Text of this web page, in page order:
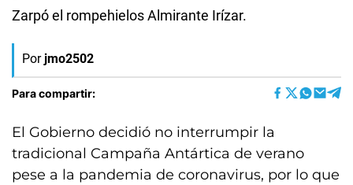
Zarpó el rompehielos Almirante Irízar.
Por jmo2502
Para compartir:
El Gobierno decidió no interrumpir la
tradicional Campaña Antártica de verano
pese a la pandemia de coronavirus, por lo que